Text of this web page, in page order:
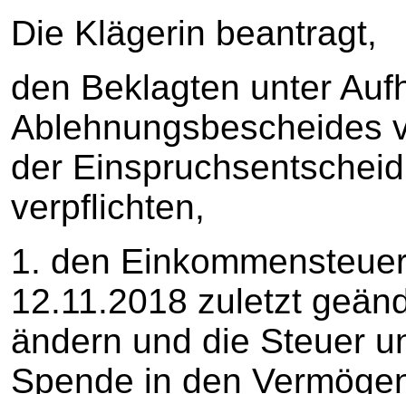
Die Klägerin beantragt,
den Beklagten unter
Ablehnungsbescheides
der
verpflichten,
1. den
12.11.2018 zuletzt
ändern und die Steuer
Spende in den